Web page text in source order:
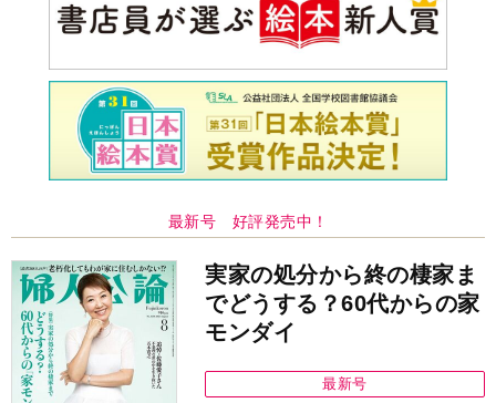
バックナンバー
注目トピ
結婚1か月で離婚を決めました。本当によかったのでしょう
か
婚約者がBL愛好家でした
見知らぬ女性からの悪意 どうしたらよいか
中央公論新社の本
家運隆昌